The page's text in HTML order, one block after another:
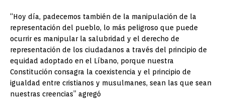
“Hoy día, padecemos también de la manipulación de la
representación del pueblo, lo más peligroso que puede
ocurrir es manipular la salubridad y el derecho de
representación de los ciudadanos a través del principio de
equidad adoptado en el Líbano, porque nuestra
Constitución consagra la coexistencia y el principio de
igualdad entre cristianos y musulmanes, sean las que sean
nuestras creencias” agregó